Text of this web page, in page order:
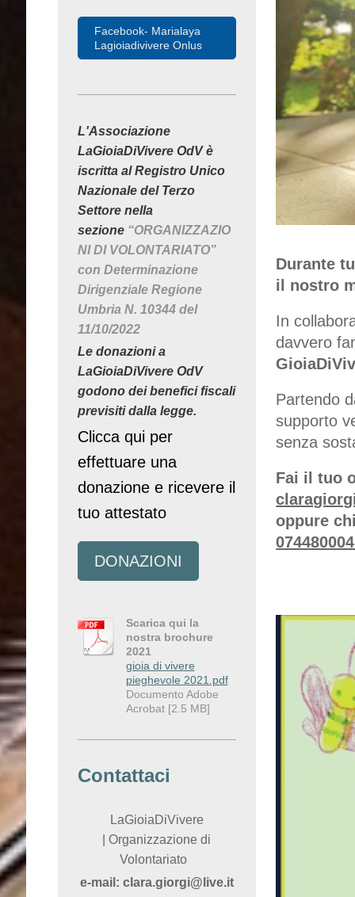
Durante
il nostro
In
davvero
Partendo
supporto
senza
Fai il tuo
oppure
Facebook- Marialaya
Lagioiadivivere Onlus
L'Associazione
LaGioiaDiVivere OdV è
iscritta al Registro Unico
Nazionale del Terzo
Settore nella
sezione “ORGANIZZAZIO
NI DI VOLONTARIATO”
con Determinazione
Dirigenziale Regione
Umbria N. 10344 del
11/10/2022
Le donazioni a
LaGioiaDiVivere OdV
godono dei benefici fiscali
previsiti dalla legge.
Clicca qui per
effettuare una
donazione e ricevere il
tuo attestato
DONAZIONI
Scarica qui la
nostra brochure
2021
gioia di vivere
pieghevole 2021.pdf
Documento Adobe
Acrobat [2.5 MB]
Contattaci
LaGioiaDiVivere
|Organizzazione di
Volontariato
e-mail: clara.giorgi@live.it